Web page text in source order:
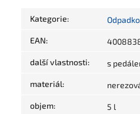
Kategorie:
EAN:
další vlastnosti: s
materiál:
objem: 5 l